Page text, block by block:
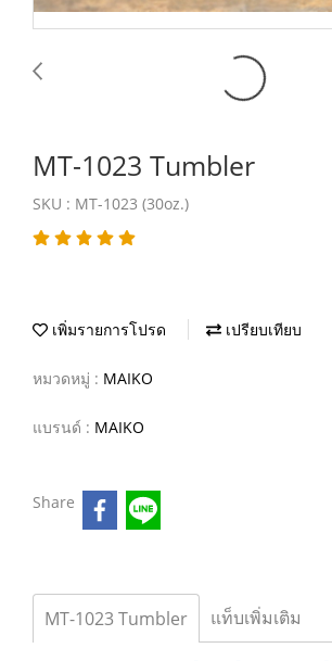
MT-1023 Tumbler
SKU : MT-1023 (30oz.)
เพิ่มรายการโปรด เปรียบเทียบ
หมวดหมู่ : MAIKO
แบรนด์ : MAIKO
Share
MT-1023 Tumbler แท็บเพิ่มเติม